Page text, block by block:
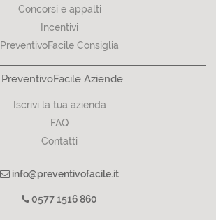
Concorsi e appalti
Incentivi
PreventivoFacile Consiglia
| PreventivoFacile Aziende
Iscrivi la tua azienda
FAQ
Contatti
info@preventivofacile.it
0577 1516 860